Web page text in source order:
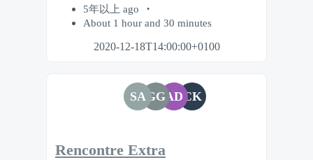
5年以上 ago
About 1 hour and 30 minutes
2020-12-18T14:00:00+0100
SA GGAD CK
Rencontre Extra